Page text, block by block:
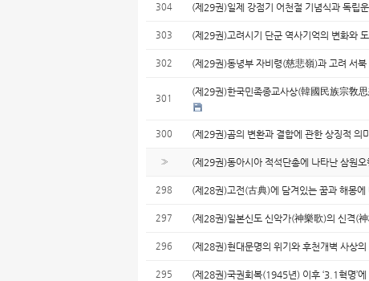
304 (제29권)일제 강점기 어천절 기념식과 독립
303 (제29권)고려시기 단군 역사기억의 변화와
302 (제29권)동녕부 자비령(慈悲嶺)과 고려 서북
301
(제29권)한국민족종교사상(韓國民族宗敎
300 (제29권)곰의 변환과 결합에 관한 상징적 의
» (제29권)동아시아 적석단총에 나타난 삼원
298 (제28권)고전(古典)에 담겨있는 꿈과 해몽
297 (제28권)일본신도 신악가(神樂歌)의 신격(
296 (제28권)현대문명의 위기와 후천개벽 사상
295 (제28권)국권회복(1945년) 이후 ‘3.1혁명’